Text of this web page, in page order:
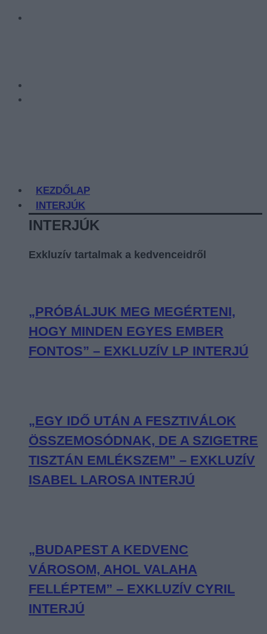
KEZDŐLAP
INTERJÚK
INTERJÚK
Exkluzív tartalmak a kedvenceidről
„PRÓBÁLJUK MEG MEGÉRTENI,
HOGY MINDEN EGYES EMBER
FONTOS” – EXKLUZÍV LP INTERJÚ
„EGY IDŐ UTÁN A FESZTIVÁLOK
ÖSSZEMOSÓDNAK, DE A SZIGETRE
TISZTÁN EMLÉKSZEM” – EXKLUZÍV
ISABEL LAROSA INTERJÚ
„BUDAPEST A KEDVENC
VÁROSOM, AHOL VALAHA
FELLÉPTEM” – EXKLUZÍV CYRIL
INTERJÚ